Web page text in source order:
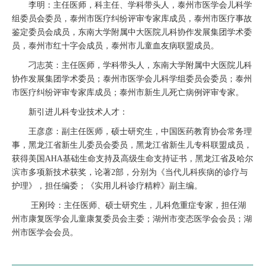
李明：主任医师，科主任、学科带头人，泰州市医学会儿科学
组委员会委员，泰州市医疗纠纷评审专家库成员，泰州市医疗事故
鉴定委员会成员，东南大学附属中大医院儿科协作发展集团学术委
员，泰州市红十字会成员，泰州市儿童血友病联盟成员。
刁志英：主任医师，学科带头人，东南大学附属中大医院儿科
协作发展集团学术委员；泰州市医学会儿科学组委员会委员；泰州
市医疗纠纷评审专家库成员；泰州市新生儿死亡病例评审专家。
新引进儿科专业技术人才：
王彦彦：副主任医师，硕士研究生，中国医药教育协会常务理
事，黑龙江省新生儿委员会委员，黑龙江省新生儿专科联盟成员，
获得美国AHA基础生命支持及高级生命支持证书，黑龙江省及哈尔
滨市多项新技术获奖，论著2部，分别为《当代儿科疾病的诊疗与
护理》，担任编委；《实用儿科诊疗精粹》副主编。
王刚玲：主任医师、硕士研究生，儿科危重症专家，担任湖
州市康复医学会儿童康复委员会主委；湖州市变态医学会会员；湖
州市医学会会员。